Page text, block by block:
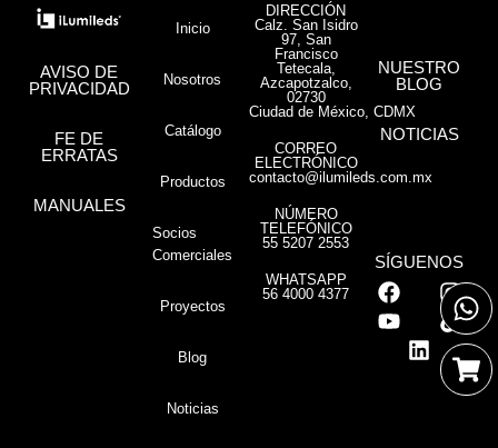
AVISO DE
PRIVACIDAD
FE DE
ERRATAS
MANUALES
Inicio
Nosotros
Catálogo
Productos
Socios
Comerciales
Proyectos
Blog
Noticias
DIRECCIÓN
Calz. San Isidro
97, San
Francisco
Tetecala,
Azcapotzalco,
02730
Ciudad de México, CDMX
CORREO
ELECTRÓNICO
contacto@ilumileds.com.mx
NÚMERO
TELEFÓNICO
55 5207 2553
WHATSAPP
56 4000 4377
NUESTRO
BLOG
NOTICIAS
SÍGUENOS